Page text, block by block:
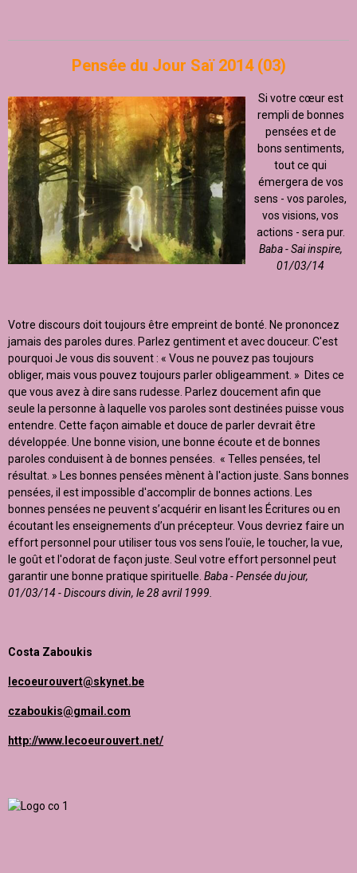
Pensée du Jour Saï 2014 (03)
Si votre cœur est
rempli de bonnes
pensées et de
bons sentiments,
tout ce qui
émergera de vos
sens - vos paroles,
vos visions, vos
actions - sera pur.
Baba - Sai inspire,
01/03/14
Votre discours doit toujours être empreint de bonté. Ne prononcez
jamais des paroles dures. Parlez gentiment et avec douceur. C'est
pourquoi Je vous dis souvent : « Vous ne pouvez pas toujours
obliger, mais vous pouvez toujours parler obligeamment. » Dites ce
que vous avez à dire sans rudesse. Parlez doucement afin que
seule la personne à laquelle vos paroles sont destinées puisse vous
entendre. Cette façon aimable et douce de parler devrait être
développée. Une bonne vision, une bonne écoute et de bonnes
paroles conduisent à de bonnes pensées. « Telles pensées, tel
résultat. » Les bonnes pensées mènent à l'action juste. Sans bonnes
pensées, il est impossible d'accomplir de bonnes actions. Les
bonnes pensées ne peuvent s’acquérir en lisant les Écritures ou en
écoutant les enseignements d’un précepteur. Vous devriez faire un
effort personnel pour utiliser tous vos sens l’ouïe, le toucher, la vue,
le goût et l'odorat de façon juste. Seul votre effort personnel peut
garantir une bonne pratique spirituelle. Baba - Pensée du jour,
01/03/14 - Discours divin, le 28 avril 1999.
Costa Zaboukis
lecoeurouvert@skynet.be
czaboukis@gmail.com
http://www.lecoeurouvert.net/